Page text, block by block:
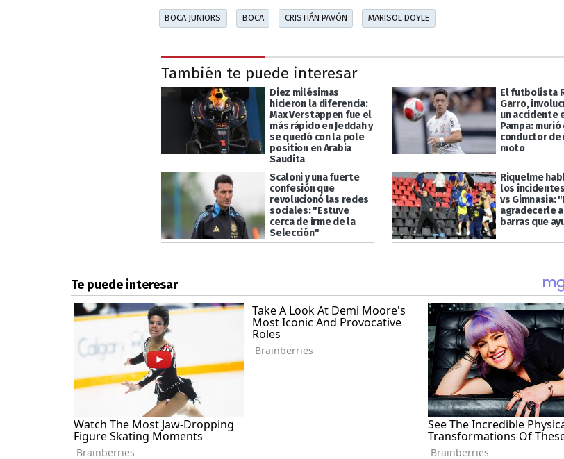
BOCA JUNIORS BOCA CRISTIÁN PAVÓN MARISOL DOYLE
También te puede interesar
Diez milésimas
hicieron la diferencia:
Max Verstappen fue el
más rápido en Jeddah y
se quedó con la pole
position en Arabia
Saudita
El futbolista
Garro,
un accidente
Pampa: murió
conductor de
moto
Scaloni y una fuerte
confesión que
revolucionó las redes
sociales: "Estuve
cerca de irme de la
Selección"
Riquelme
los
vs Gimnasia:
agradecerle
barras que